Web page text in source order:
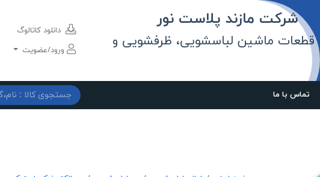
پلاست نور
قطعات ماشین لباسشویی، ظرفشویی و
دانلود کاتالوگ
ورود/عضویت
تماس با ما